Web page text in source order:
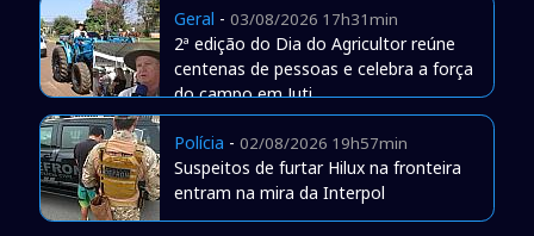
Geral - 03/08/2026 17h31min
2ª edição do Dia do Agricultor reúne
centenas de pessoas e celebra a força
do campo em Juti
Polícia - 02/08/2026 19h57min
Suspeitos de furtar Hilux na fronteira
entram na mira da Interpol